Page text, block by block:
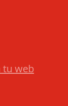
tu web